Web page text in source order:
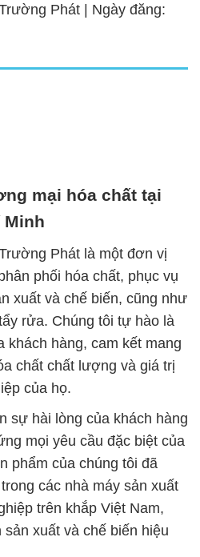
Phát | Ngày đăng:
mại hóa chất tại
Minh
Phát là một đơn vị
phối hóa chất, phục vụ
xuất và chế biến, cũng như
rửa. Chúng tôi tự hào là
khách hàng, cam kết mang
chất chất lượng và giá trị
của họ.
sự hài lòng của khách hàng
mọi yêu cầu đặc biệt của
phẩm của chúng tôi đã
các nhà máy sản xuất
trên khắp Việt Nam,
xuất và chế biến hiệu